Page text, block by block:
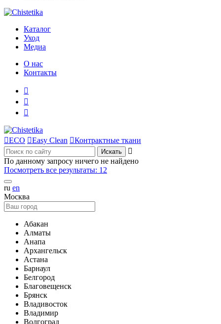
Каталог
Уход
Медиа
О нас
Контакты



ECO Easy Clean Контрактные ткани

По данному запросу ничего не найдено
Посмотреть все результаты: 12
ru en
Москва
Абакан
Алматы
Анапа
Архангельск
Астана
Барнаул
Белгород
Благовещенск
Брянск
Владивосток
Владимир
Волгоград